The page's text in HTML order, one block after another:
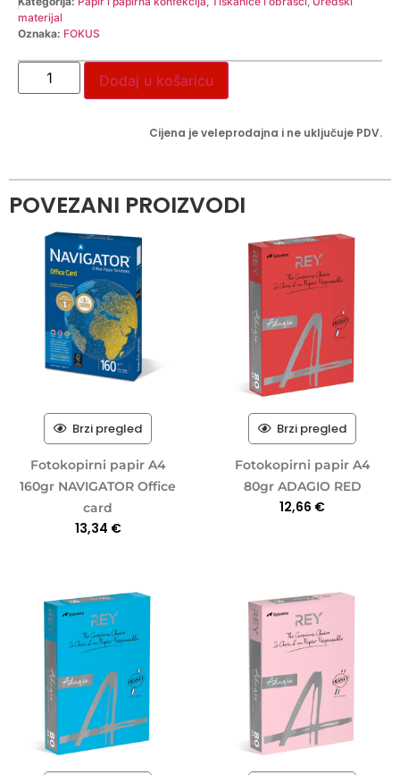
materijal
Oznaka: FOKUS
Dodaj u košaricu
Cijena je veleprodajna i ne uključuje PDV.
POVEZANI PROIZVODI
Brzi pregled
Fotokopirni papir A4
160gr NAVIGATOR Office
card
13,34 €
Brzi pregled
Fotokopirni papir A4
80gr ADAGIO RED
12,66 €